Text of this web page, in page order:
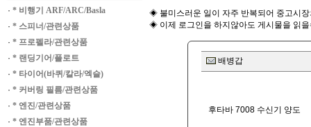
· * 비행기 ARF/ARC/Basla
· * 스피너/관련상품
· * 프로펠라/관련상품
· * 랜딩기어/플로트
· * 타이어(바퀴/칼라/엑슬)
· * 커버링 필름/관련상품
· * 엔진/관련상품
· * 엔진부품/관련상품
◈ 불미스러운 일이 자주 반복되어 중고시
◈ 이제 로그인을 하지않아도 게시물을 읽
배병갑
후타바 7008 수신기 양도